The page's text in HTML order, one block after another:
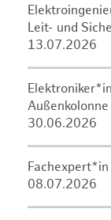
Leit- und
13.07.2026
30.06.2026
08.07.2026